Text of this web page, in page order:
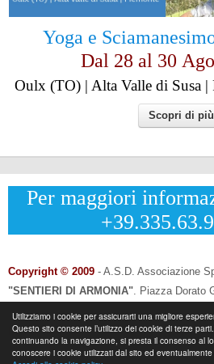
Utilizziamo i cookie per assicurarti una migliore
Questo sito consente l’utilizzo dei cookie di terze
continuando la navigazione, si presta il consenso al
conoscere i cookie utilizzati dal sito ed
Yoga e
Dal 28 al 30
Oulx (TO) | Alta Valle di Susa |
Scopri di più
Per maggiori
Copyright © 2009 - A.S.D. Associazione
"SENTIERI DI ARMONIA". Piazza Dorato
Info & Contatti:Laura Eynard: +
-Email: info@sentieridiarmonia.com